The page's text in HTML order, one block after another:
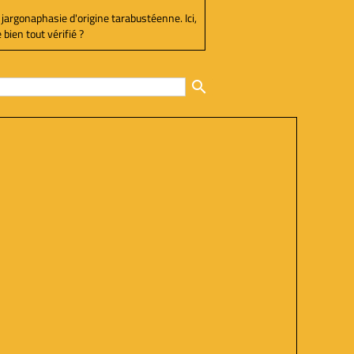
d'origine tarabustéenne. Ici,
bien tout vérifié ?
search